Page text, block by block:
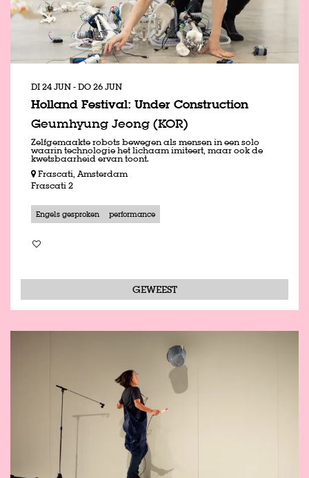
Holland Festival: Under Construction
Geumhyung Jeong (KOR)
DI 24 JUN-DO 26 JUN
Zelfgemaakte robots bewegen als mensen in een solo
waarin technologie het lichaam imiteert, maar ook de
kwetsbaarheid ervan toont.
Frascati, Amsterdam
Frascati 2
Engels gesproken performance
GEWEEST